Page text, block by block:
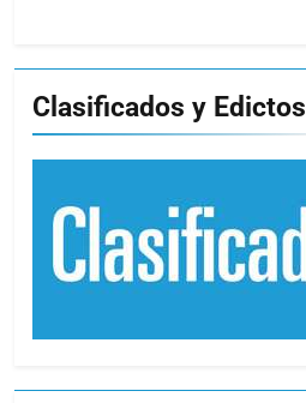
Clasificados y Edictos